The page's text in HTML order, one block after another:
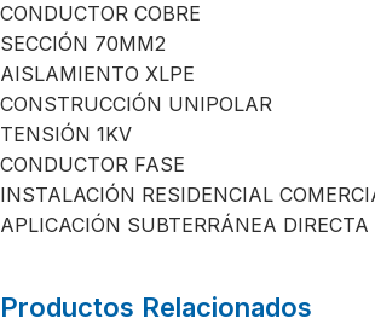
CONDUCTOR COBRE
SECCIÓN 70MM2
AISLAMIENTO XLPE
CONSTRUCCIÓN UNIPOLAR
TENSIÓN 1KV
CONDUCTOR FASE
INSTALACIÓN RESIDENCIAL
APLICACIÓN SUBTERRÁNEA DIRECTA
Productos Relacionados